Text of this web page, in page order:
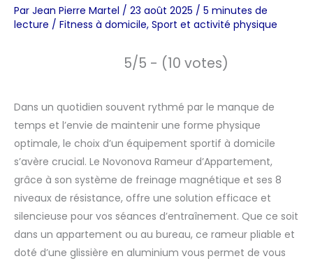
Par Jean Pierre Martel / 23 août 2025 / 5 minutes de
lecture / Fitness à domicile, Sport et activité physique
5/5 - (10 votes)
Dans un quotidien souvent rythmé par le manque de
temps et l’envie de maintenir une forme physique
optimale, le choix d’un équipement sportif à domicile
s’avère crucial. Le Novonova Rameur d’Appartement,
grâce à son système de freinage magnétique et ses 8
niveaux de résistance, offre une solution efficace et
silencieuse pour vos séances d’entraînement. Que ce soit
dans un appartement ou au bureau, ce rameur pliable et
doté d’une glissière en aluminium vous permet de vous